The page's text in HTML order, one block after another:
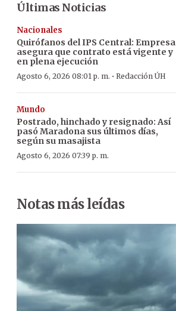
Últimas Noticias
Nacionales
Quirófanos del IPS Central: Empresa
asegura que contrato está vigente y
en plena ejecución
Agosto 6, 2026 08:01 p. m. · Redacción ÚH
Mundo
Postrado, hinchado y resignado: Así
pasó Maradona sus últimos días,
según su masajista
Agosto 6, 2026 07:39 p. m.
Notas más leídas